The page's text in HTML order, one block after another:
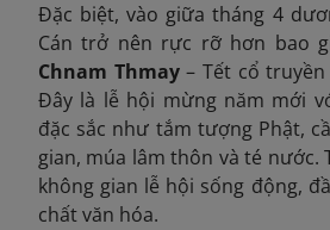
Đặc biệt, vào giữa tháng 4
Cán trở nên rực rỡ hơn bao
Chnam Thmay– Tết cổ truyền
Đây là lễ hội mừng năm mới
đặc sắc như tắm tượng Phật,
gian, múa lâm thôn và té nước.
không gian lễ hội sống động,
chất văn hóa.